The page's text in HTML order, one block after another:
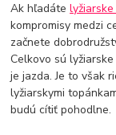
Ak hľadáte
kompromisy medzi
začnete
Celkovo sú
je jazda. Je to však
lyžiarskymi
budú cítiť pohodlne.